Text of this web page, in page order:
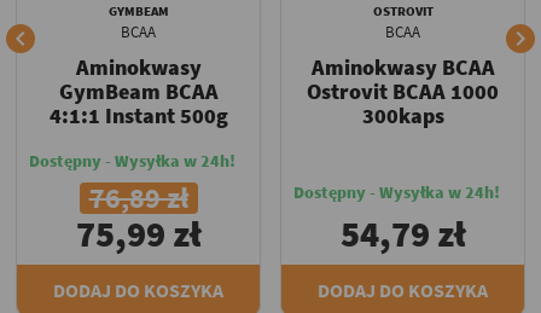

GYMBEAM
BCAA
Aminokwasy
GymBeam BCAA
4:1:1 Instant 500g
Dostępny - Wysyłka w 24h!
76,89 zł
75,99 zł
DODAJ DO KOSZYKA
OSTROVIT
BCAA
Aminokwasy BCAA
Ostrovit BCAA 1000
300kaps
Dostępny - Wysyłka w 24h!
54,79 zł
DODAJ DO KOSZYKA
